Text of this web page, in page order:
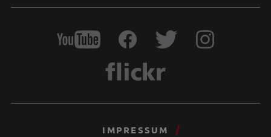
IMPRESSUM